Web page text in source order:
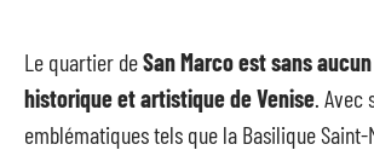
Le quartier deSan Marco est sans
historique et artistique de Venise. Avec
emblématiques tels que la Basilique Saint-